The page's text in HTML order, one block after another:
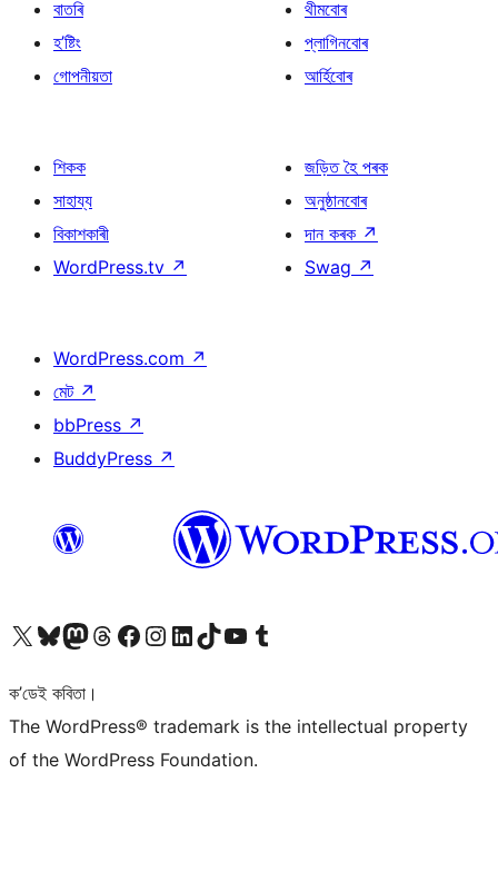
বাতৰি
হ’ষ্টিং
গোপনীয়তা
থীমবোৰ
প্লাগিনবোৰ
আৰ্হিবোৰ
শিকক
সাহায্য
বিকাশকাৰী
WordPress.tv ↗
জড়িত হৈ পৰক
অনুষ্ঠানবোৰ
দান কৰক ↗
Swag ↗
WordPress.com ↗
মেট ↗
bbPress ↗
BuddyPress ↗
আমাৰ X (আগৰ Twitter) একাউণ্টলৈ যাওকআমাৰ Bluesky একাউণ্টলৈ যাওকআমাৰ Mastodon একাউণ্টলৈ যাওকআমাৰ Threads একাউণ্টলৈ যাওকআমাৰ Facebook পৃষ্ঠালৈ যাওকআমাৰ Instagram একাউণ্টলৈ যাওকআমাৰ LinkedIn একাউণ্টলৈ যাওকআমাৰ TikTok একাউণ্টলৈ যাওকআমাৰ YouTube চেনেললৈ যাওকআমাৰ Tumblr একাউণ্টলৈ যাওক
ক’ডেই কবিতা।
The WordPress® trademark is the intellectual property
of the WordPress Foundation.